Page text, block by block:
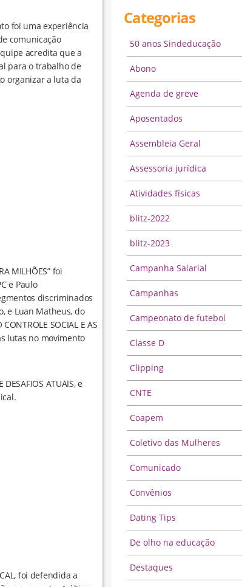
foi uma experiência
comunicação
acredita que a
para o trabalho de
organizar a luta da
MILHÕES” foi
e Paulo
discriminados
e Luan Matheus, do
SOCIAL E AS
lutas no movimento
ATUAIS, e
foi defendida a
Categorias
50 anos Sindeducação
Abono
Agenda de greve
Aposentados
Assembleia Geral
Assessoria jurídica
Atividades físicas
blitz-2022
blitz-2023
Campanha Salarial
Campanhas
Campeonato de futebol
Classe D
Clipping
CNTE
Coapem
Coletivo das Mulheres
Comunicado
Convênios
Dating Tips
De olho na educação
Destaques